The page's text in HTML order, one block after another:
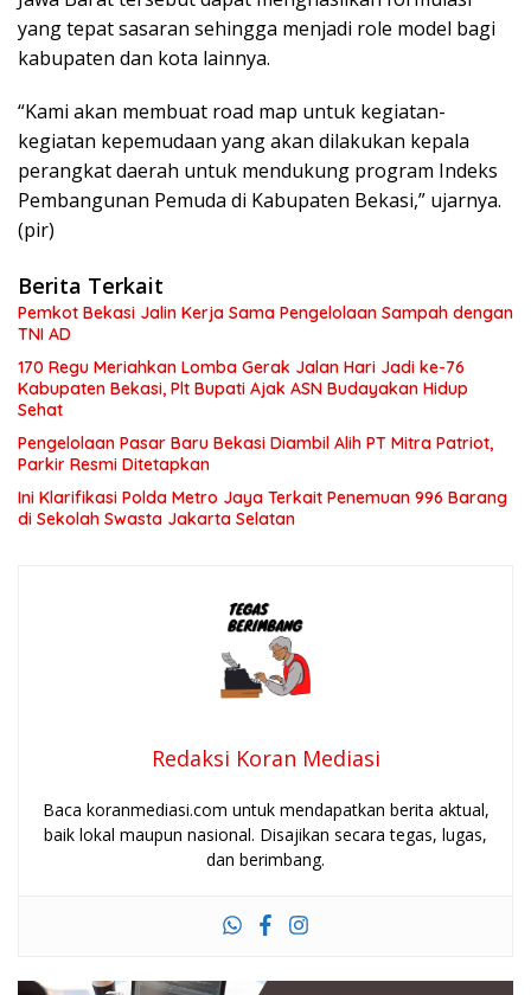
yang tepat sasaran sehingga menjadi role model bagi
kabupaten dan kota lainnya.
“Kami akan membuat road map untuk kegiatan-
kegiatan kepemudaan yang akan dilakukan kepala
perangkat daerah untuk mendukung program Indeks
Pembangunan Pemuda di Kabupaten Bekasi,” ujarnya.
(pir)
Berita Terkait
Pemkot Bekasi Jalin Kerja Sama Pengelolaan Sampah dengan
TNI AD
170 Regu Meriahkan Lomba Gerak Jalan Hari Jadi ke-76
Kabupaten Bekasi, Plt Bupati Ajak ASN Budayakan Hidup
Sehat
Pengelolaan Pasar Baru Bekasi Diambil Alih PT Mitra Patriot,
Parkir Resmi Ditetapkan
Ini Klarifikasi Polda Metro Jaya Terkait Penemuan 996 Barang
di Sekolah Swasta Jakarta Selatan
Redaksi Koran Mediasi
Baca koranmediasi.com untuk mendapatkan berita aktual,
baik lokal maupun nasional. Disajikan secara tegas, lugas,
dan berimbang.